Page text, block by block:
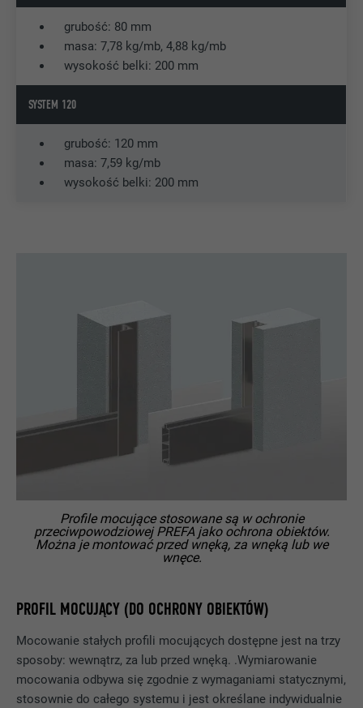
grubość: 80 mm
masa: 7,78 kg/mb, 4,88 kg/mb
wysokość belki: 200 mm
SYSTEM 120
grubość: 120 mm
masa: 7,59 kg/mb
wysokość belki: 200 mm
PROFIL MOCUJĄCY (DO OCHRONY OBIEKTÓW)
Mocowanie stałych profili mocujących dostępne jest na trzy
sposoby: wewnątrz, za lub przed wnęką. .Wymiarowanie
mocowania odbywa się zgodnie z wymaganiami statycznymi,
stosownie do całego systemu i jest określane indywidualnie
Profile mocujące stosowane są w ochronie
przeciwpowodziowej PREFA jako ochrona obiektów.
Można je montować przed wnęką, za wnęką lub we
wnęce.
DOSTAWCA YouTube
PROCEDURA Sesja
CEL
NAZWA _gcl_au
reklamy w witrynach wykorzystujących jej
usługi.
DOSTAWCA Pinterest
PROCEDURA
Ten plik cookie zawiera jednoznaczny
UUID do grupowania działań z różnych
stron, jeśli nie można jednoznacznie
przyporządkować użytkownika.
NAZWA li_gc
DOSTAWCA LinkedIn
PROCEDURA 2 lata